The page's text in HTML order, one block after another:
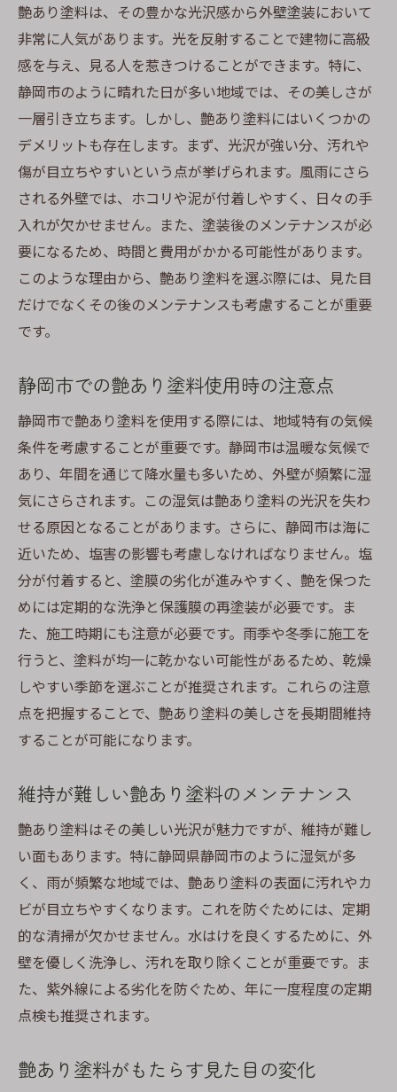
艶あり塗料は、その豊かな光沢感から外壁塗装において
非常に人気があります。光を反射することで建物に高級
感を与え、見る人を惹きつけることができます。特に、
静岡市のように晴れた日が多い地域では、その美しさが
一層引き立ちます。しかし、艶あり塗料にはいくつかの
デメリットも存在します。まず、光沢が強い分、汚れや
傷が目立ちやすいという点が挙げられます。風雨にさら
される外壁では、ホコリや泥が付着しやすく、日々の手
入れが欠かせません。また、塗装後のメンテナンスが必
要になるため、時間と費用がかかる可能性があります。
このような理由から、艶あり塗料を選ぶ際には、見た目
だけでなくその後のメンテナンスも考慮することが重要
です。
静岡市での艶あり塗料使用時の注意点
静岡市で艶あり塗料を使用する際には、地域特有の気候
条件を考慮することが重要です。静岡市は温暖な気候で
あり、年間を通じて降水量も多いため、外壁が頻繁に湿
気にさらされます。この湿気は艶あり塗料の光沢を失わ
せる原因となることがあります。さらに、静岡市は海に
近いため、塩害の影響も考慮しなければなりません。塩
分が付着すると、塗膜の劣化が進みやすく、艶を保つた
めには定期的な洗浄と保護膜の再塗装が必要です。ま
た、施工時期にも注意が必要です。雨季や冬季に施工を
行うと、塗料が均一に乾かない可能性があるため、乾燥
しやすい季節を選ぶことが推奨されます。これらの注意
点を把握することで、艶あり塗料の美しさを長期間維持
することが可能になります。
維持が難しい艶あり塗料のメンテナンス
艶あり塗料はその美しい光沢が魅力ですが、維持が難し
い面もあります。特に静岡県静岡市のように湿気が多
く、雨が頻繁な地域では、艶あり塗料の表面に汚れやカ
ビが目立ちやすくなります。これを防ぐためには、定期
的な清掃が欠かせません。水はけを良くするために、外
壁を優しく洗浄し、汚れを取り除くことが重要です。ま
た、紫外線による劣化を防ぐため、年に一度程度の定期
点検も推奨されます。
艶あり塗料がもたらす見た目の変化